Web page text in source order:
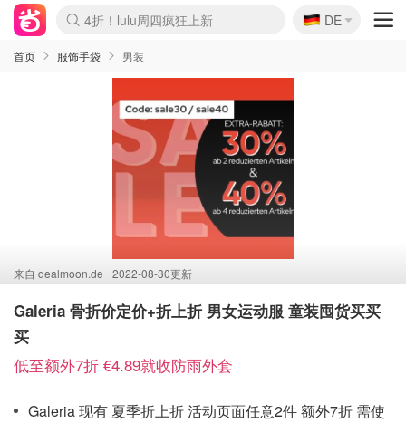
Boticinal 夏促开抢！
4折！lulu周四疯狂上新
还没结束！&OtherStories大促
Joybuy变相75折 随时失效
速领！Stanley独家85折
疑似霸哥！Camper额外叠85折
Zalando 奥莱闪促！每日更新
Moncler反季囤！5折起+叠9折
Coach Brooklyn仅€192
🇩🇪
DE
首页 服饰手袋 男装
来自 dealmoon.de 2022-08-30更新
Galeria 骨折价定价+折上折 男女运动服 童装囤货买买
买
低至额外7折 €4.89就收防雨外套
Galeria 现有 夏季折上折 活动页面任意2件 额外7折 需使